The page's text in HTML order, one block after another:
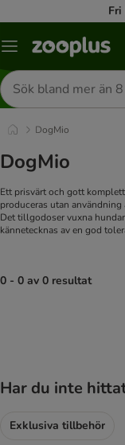
Katalogmeny
Sök
efter
produkter
DogMio
DogMio
Ett prisvärt och gott
produceras utan
Det tillgodoser vuxna
kännetecknas av en god
0 - 0 av 0 resultat
Har du inte
Exklusiva tillbehör